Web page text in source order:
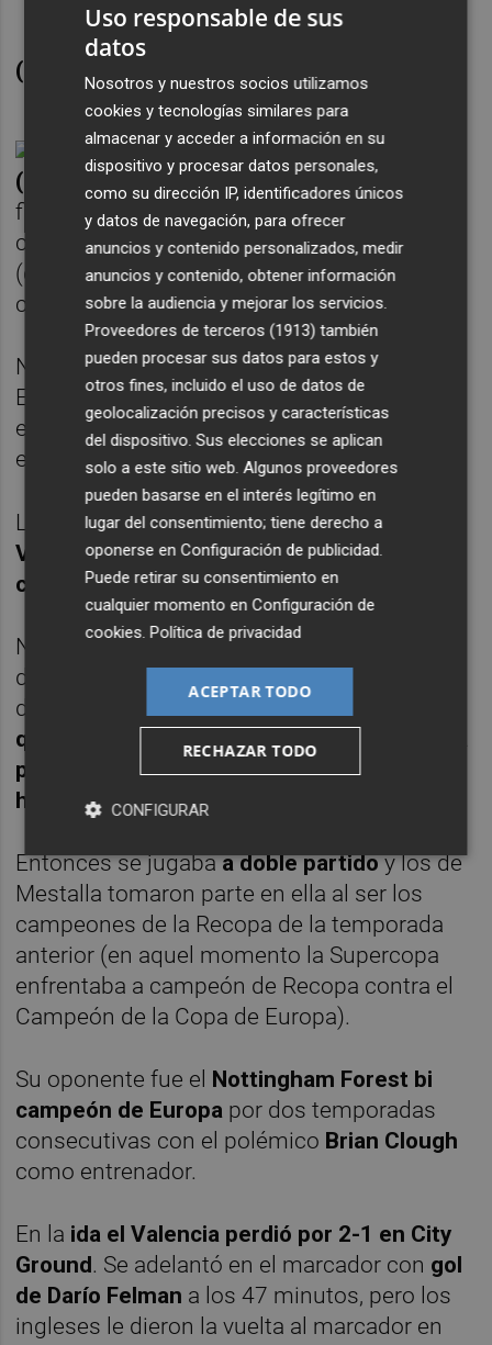
(54) MORENA, Fernando
(Jugador) Nacido enMontevideo
(Uruguay) el 2 de febrero de 1952 . En 1973
ficha por Peñarol y con el equipo aurinegro
consigue durante seis años consecutivos
(del 73 al 78) ser el máximo goleador del
campeonato uruguayo.
No pasa su trayectoria desapercibida en
España y en la temporada 1979/80 ficha por
el Rayo Vallecano. Pese a sus 20 goles no
evita el descenso de los franjirojos.
La temporada siguiente(80/81) lo ficha el
Valencia CFy hace24 goles en la única
campañaque estuvo con los de Mestalla.
No pasaría de haber sido un delantero más
de los que vistieron la camiseta del Valencia
de no ser por convertirse en
que marcó el gol que le dió al Valencia CF la
primera Supercopa de Europa de su
historia.
Entonces se jugabaa doble partidoy los de
Mestalla tomaron parte en ella al ser los
campeones de la Recopa de la temporada
anterior (en aquel momento la Supercopa
enfrentaba a campeón de Recopa contra el
Campeón de la Copa de Europa).
Su oponente fue el Nottingham Forest bi
campeón de Europa por dos temporadas
consecutivas con el polémico Brian Clough
como entrenador.
En la ida el Valencia perdió por 2-1 en City
Ground. Se adelantó en el marcador con gol
de Darío Felman a los 47 minutos, pero los
ingleses le dieron la vuelta al marcador en
Uso responsable de sus
datos
Nosotros y nuestros socios utilizamos
cookies y tecnologías similares para
almacenar y acceder a información en su
dispositivo y procesar datos personales,
como su dirección IP, identificadores únicos
y datos de navegación, para ofrecer
anuncios y contenido personalizados, medir
anuncios y contenido, obtener información
sobre la audiencia y mejorar los servicios.
Proveedores de terceros (1913) también
pueden procesar sus datos para estos y
otros fines, incluido el uso de datos de
geolocalización precisos y características
del dispositivo. Sus elecciones se aplican
solo a este sitio web. Algunos proveedores
pueden basarse en el interés legítimo en
lugar del consentimiento; tiene derecho a
oponerse enConfiguración de publicidad
Puede retirar su consentimiento en
cualquier momento enConfiguración de
cookies .Política de privacidad
ACEPTAR TODO
RECHAZAR TODO
CONFIGURAR